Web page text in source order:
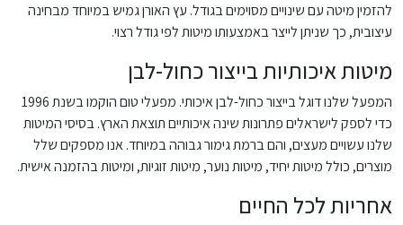
להזמין מיטה עם שינויים מסוימים בגודל. עץ האורן גמיש במיוחד מבחינה
עיצובית, כך שניתן לייצר באמצעותו מיטות לפי גודל רצוי.
מיטות איכותיות בייצור כחול-לבן
המפעל שלנו דוגל בייצור כחול-לבן איכותי. מפעלי טום הוקמו בשנת 1996
כדי לספק לישראלים פתרונות שינה איכותיים תוצאת הארץ. בסיסי המיטות
שלנו עשויים מעצים, והם ברמת גימור גבוהה במיוחד. אנו מספקים שלל
מוצרים, כולל מיטות יחיד, מיטות נוער, מיטות זוגיות, ומיטות בהזמנה אישית.
אחריות לכל החיים